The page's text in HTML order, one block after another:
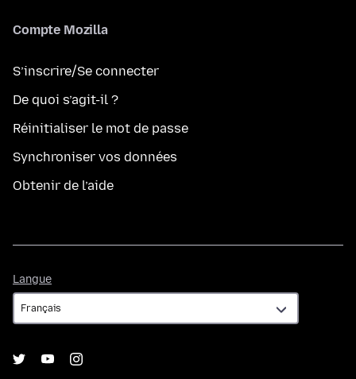
Compte Mozilla
S’inscrire/Se connecter
De quoi s’agit-il ?
Réinitialiser le mot de passe
Synchroniser vos données
Obtenir de l’aide
Langue